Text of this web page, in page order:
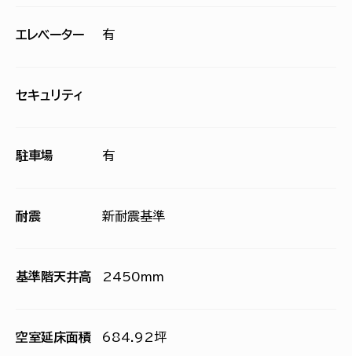
エレベーター 有
セキュリティ
駐車場 有
耐震 新耐震基準
基準階天井高 2450mm
空室延床面積 684.92坪